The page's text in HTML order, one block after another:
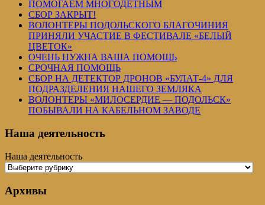
ПОМОГАЕМ МНОГОДЕТНЫМ
СБОР ЗАКРЫТ!
ВОЛОНТЕРЫ ПОДОЛЬСКОГО БЛАГОЧИНИЯ
ПРИНЯЛИ УЧАСТИЕ В ФЕСТИВАЛЕ «БЕЛЫЙ
ЦВЕТОК»
ОЧЕНЬ НУЖНА ВАША ПОМОЩЬ
СРОЧНАЯ ПОМОЩЬ
СБОР НА ДЕТЕКТОР ДРОНОВ «БУЛАТ-4» ДЛЯ
ПОДРАЗДЕЛЕНИЯ НАШЕГО ЗЕМЛЯКА
ВОЛОНТЕРЫ «МИЛОСЕРДИЕ — ПОДОЛЬСК»
ПОБЫВАЛИ НА КАБЕЛЬНОМ ЗАВОДЕ
Наша деятельность
Наша деятельность
Архивы